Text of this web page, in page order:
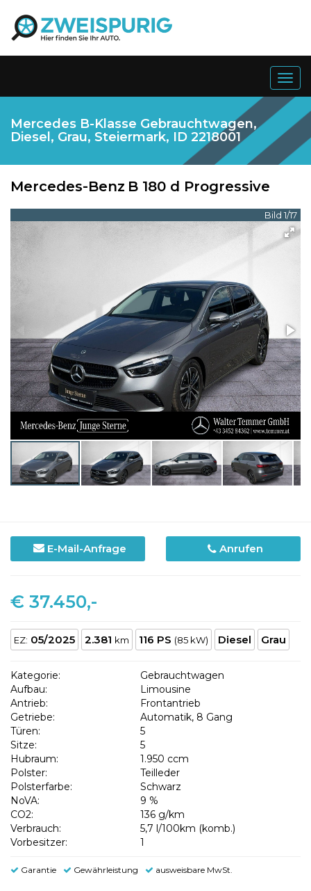
Mercedes B-Klasse Gebrauchtwagen,
Diesel, Grau, Steiermark, ID 2218001
Mercedes-Benz B 180 d Progressive
Bild 1/17
E-Mail-Anfrage Anrufen
€ 37.450,-
EZ: 05/2025 2.381 km 116 PS (85 kW) Diesel Grau
Kategorie:
Gebrauchtwagen
Aufbau:
Limousine
Antrieb:
Frontantrieb
Getriebe:
Automatik, 8 Gang
Türen:
5
Sitze:
5
Hubraum:
1.950 ccm
Polster:
Teilleder
Polsterfarbe:
Schwarz
NoVA:
9 %
CO2:
136 g/km
Verbrauch:
5,7 l/100km (komb.)
Vorbesitzer:
1
Garantie Gewährleistung ausweisbare MwSt.